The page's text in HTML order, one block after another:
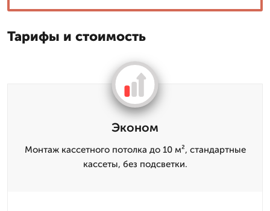
Тарифы и стоимость
Эконом
Монтаж кассетного потолка до 10 м², стандартные
кассеты, без подсветки.